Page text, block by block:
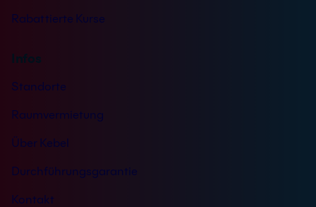
Rabattierte Kurse
Infos
Standorte
Raumvermietung
Über Kebel
Durchführungsgarantie
Kontakt